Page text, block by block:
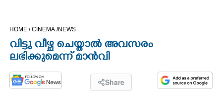
HOME /CINEMA /NEWS
വിട്ടു വീഴ്ച ചെയ്താൽ അവസരം
ലഭിക്കുമെന്ന് മാൻവി
Share